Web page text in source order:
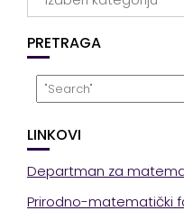
PRETRAGA
LINKOVI
Departman za
Prirodno-matematički